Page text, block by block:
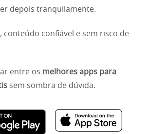
depois tranquilamente.
conteúdo confiável e sem risco de
entre os melhores apps para
sem sombra de dúvida.